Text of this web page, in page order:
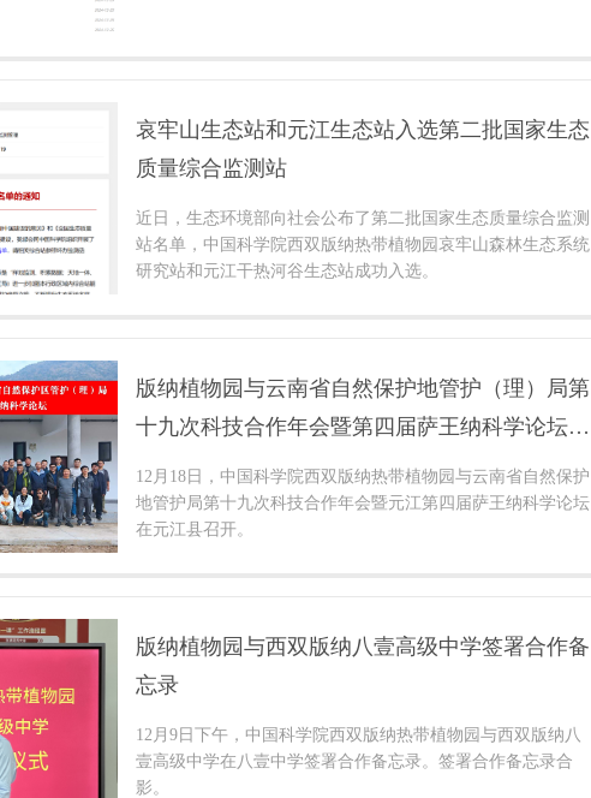
哀牢山生态站和元江生态站入选第二批国家生态
质量综合监测站
近日，生态环境部向社会公布了第二批国家生态质量综合监测
站名单，中国科学院西双版纳热带植物园哀牢山森林生态系统
研究站和元江干热河谷生态站成功入选。
版纳植物园与云南省自然保护地管护（理）局第
十九次科技合作年会暨第四届萨王纳科学论坛召
开
12月18日，中国科学院西双版纳热带植物园与云南省自然保护
地管护局第十九次科技合作年会暨元江第四届萨王纳科学论坛
在元江县召开。
版纳植物园与西双版纳八壹高级中学签署合作备
忘录
12月9日下午，中国科学院西双版纳热带植物园与西双版纳八
壹高级中学在八壹中学签署合作备忘录。签署合作备忘录合
影。